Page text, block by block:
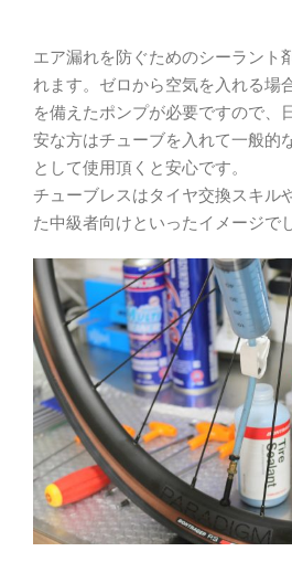
エア漏れを防ぐためのシーラント
れます。ゼロから空気を入れる場
を備えたポンプが必要ですので、
安な方はチューブを入れて一般的
として使用頂くと安心です。
チューブレスはタイヤ交換スキル
た中級者向けといったイメージで